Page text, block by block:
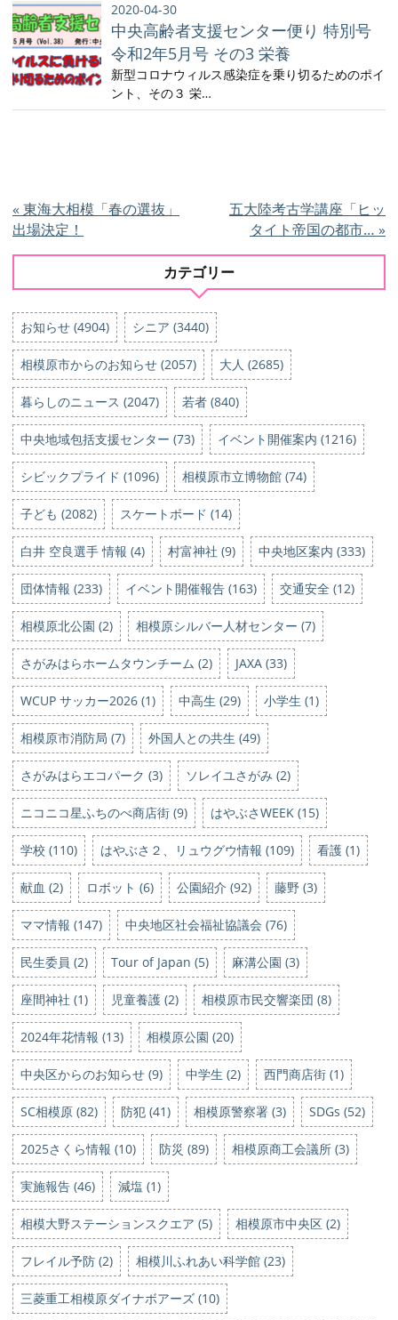
2020-04-30
中央高齢者支援センター便り 特別号
令和2年5月号 その3 栄養
新型コロナウィルス感染症を乗り切るためのポイ
ント、その３ 栄…
« 東海大相模「春の選抜」
出場決定！
五大陸考古学講座「ヒッ
タイト帝国の都市… »
カテゴリー
お知らせ (4904) シニア (3440)
相模原市からのお知らせ (2057) 大人 (2685)
暮らしのニュース (2047) 若者 (840)
中央地域包括支援センター (73) イベント開催案内 (1216)
シビックプライド (1096) 相模原市立博物館 (74)
子ども (2082) スケートボード (14)
白井 空良選手 情報 (4) 村富神社 (9) 中央地区案内 (333)
団体情報 (233) イベント開催報告 (163) 交通安全 (12)
相模原北公園 (2) 相模原シルバー人材センター (7)
さがみはらホームタウンチーム (2) JAXA (33)
WCUP サッカー2026 (1) 中高生 (29) 小学生 (1)
相模原市消防局 (7) 外国人との共生 (49)
さがみはらエコパーク (3) ソレイユさがみ (2)
ニコニコ星ふちのべ商店街 (9) はやぶさWEEK (15)
学校 (110) はやぶさ２、リュウグウ情報 (109) 看護 (1)
献血 (2) ロボット (6) 公園紹介 (92) 藤野 (3)
ママ情報 (147) 中央地区社会福祉協議会 (76)
民生委員 (2) Tour of Japan (5) 麻溝公園 (3)
座間神社 (1) 児童養護 (2) 相模原市民交響楽団 (8)
2024年花情報 (13) 相模原公園 (20)
中央区からのお知らせ (9) 中学生 (2) 西門商店街 (1)
SC相模原 (82) 防犯 (41) 相模原警察署 (3) SDGs (52)
2025さくら情報 (10) 防災 (89) 相模原商工会議所 (3)
実施報告 (46) 減塩 (1)
相模大野ステーションスクエア (5) 相模原市中央区 (2)
フレイル予防 (2) 相模川ふれあい科学館 (23)
三菱重工相模原ダイナボアーズ (10)